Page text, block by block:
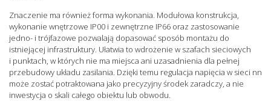
Znaczenie ma również forma wykonania. Modułowa konstrukcja,
wykonanie wnętrzowe IP00 i zewnętrzne IP66 oraz zastosowanie
jedno- i trójfazowe pozwalają dopasować sposób montażu do
istniejącej infrastruktury. Ułatwia to wdrożenie w szafach sieciowych
i punktach, w których nie ma miejsca ani uzasadnienia dla pełnej
przebudowy układu zasilania. Dzięki temu regulacja napięcia w sieci nn
może zostać potraktowana jako precyzyjny środek zaradczy, a nie
inwestycja o skali całego obiektu lub obwodu.